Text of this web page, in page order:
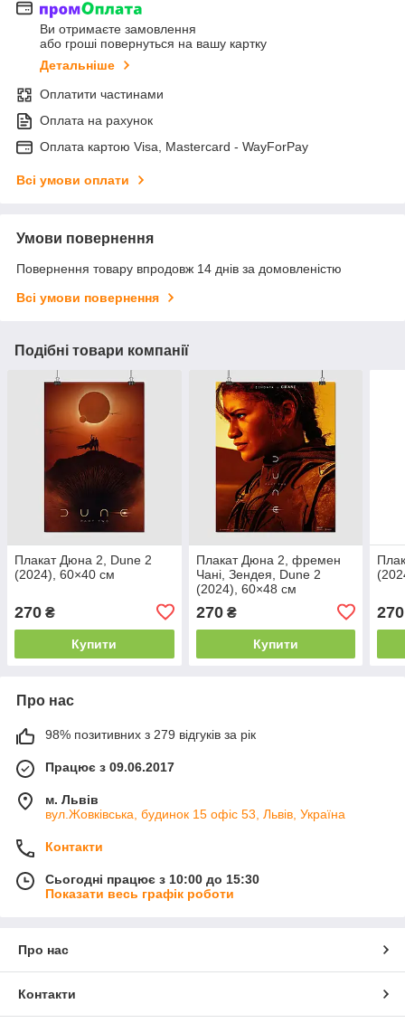
Ви отримаєте замовлення
або гроші повернуться на вашу картку
Детальніше
Оплатити частинами
Оплата на рахунок
Оплата картою Visa, Mastercard - WayForPay
Всі умови оплати
Умови повернення
Повернення товару впродовж 14 днів за домовленістю
Всі умови повернення
Подібні товари компанії
Плакат Дюна 2, Dune 2
(2024), 60×40 см
270 ₴
Купити
Плакат Дюна 2, фремен
Чані, Зендея, Dune 2
(2024), 60×48 см
270₴
Купити
270
Про нас
98% позитивних з 279 відгуків за рік
Працює з 09.06.2017
м. Львів
вул.Жовківська, будинок 15 офіс 53, Львів, Україна
Контакти
Сьогодні працює з 10:00 до 15:30
Показати весь графік роботи
Про нас
Контакти